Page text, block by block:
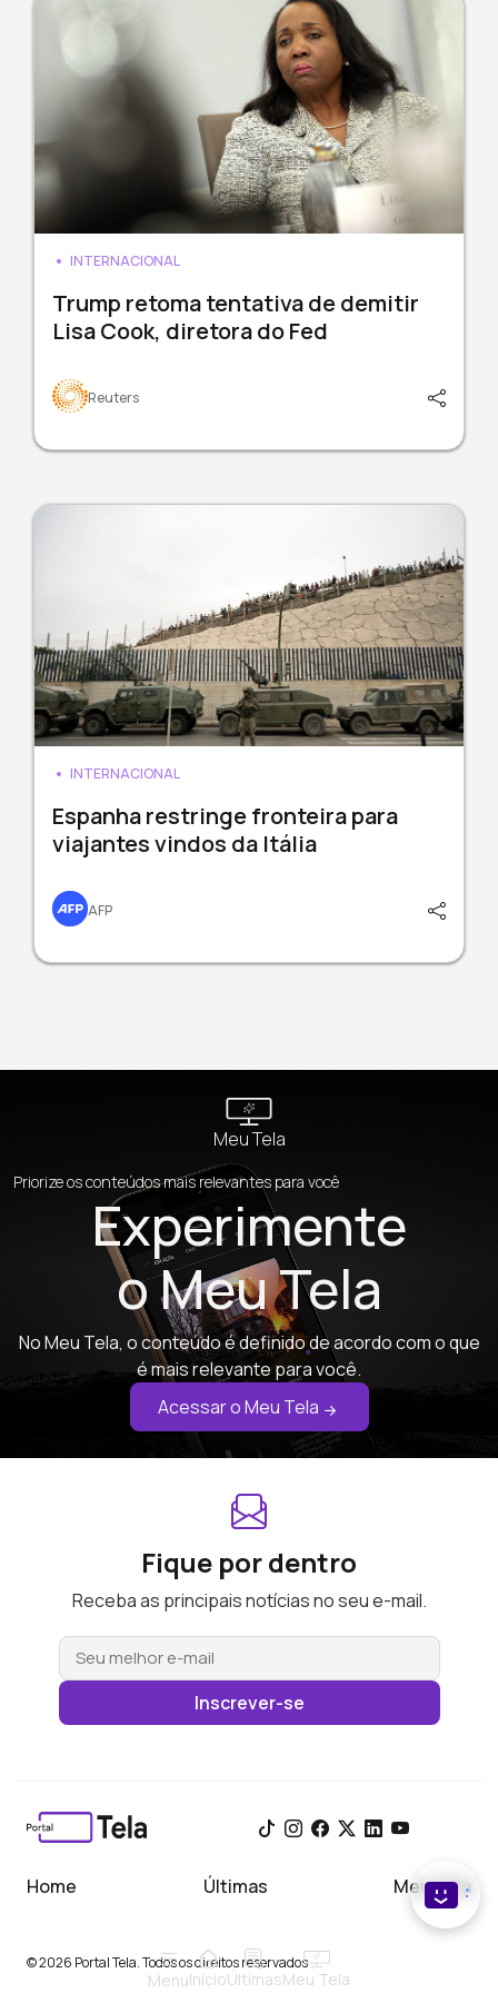
MenuInícioÚltimasMeu Tela
INTERNACIONAL
Trump retoma tentativa de demitir
Lisa Cook, diretora do Fed
Reuters
INTERNACIONAL
Espanha restringe fronteira para
viajantes vindos da Itália
AFP
Meu Tela
Priorize os conteúdos mais relevantes para você
Experimente
o Meu Tela
No Meu Tela, o conteúdo é definido de acordo com o que
é mais relevante para você.
Acessar o Meu Tela
Fique por dentro
Receba as principais notícias no seu e-mail.
Inscrever-se
Home Últimas Meu Tela
© 2026 Portal Tela. Todos os direitos reservados